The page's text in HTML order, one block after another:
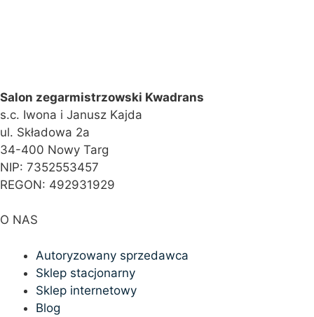
Salon zegarmistrzowski Kwadrans
s.c. Iwona i Janusz Kajda
ul. Składowa 2a
34-400 Nowy Targ
NIP: 7352553457
REGON: 492931929
O NAS
Autoryzowany sprzedawca
Sklep stacjonarny
Sklep internetowy
Blog